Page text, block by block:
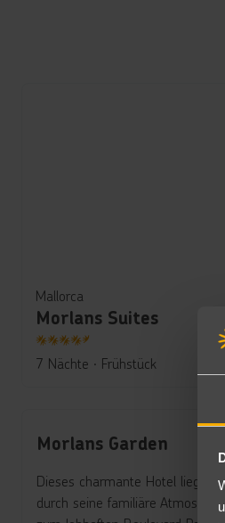
Mallorca
Morlans Suites
4.5
7 Nächte ∙ Frühstück
Morlans Garden
Dieses charmante Hotel liegt
durch seine familiäre